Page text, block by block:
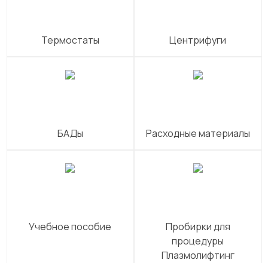
Термостаты Центрифуги
БАДы Расходные материалы
Учебное пособие
Пробирки для
процедуры
Плазмолифтинг